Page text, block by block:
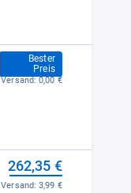
Bester
Preis
249,00 €
Versand:0,00 €
262,35 €
Versand:3,99 €